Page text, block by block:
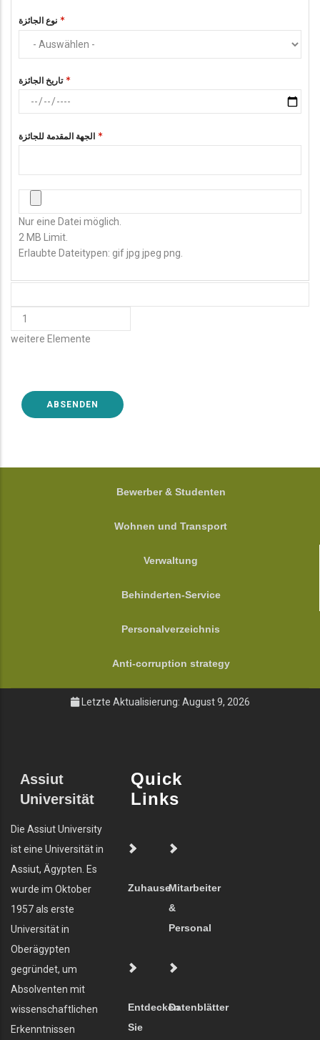
نوع الجائزة
تاريخ الجائزة
الجهة المقدمة للجائزة
Nur eine Datei möglich.
2 MB Limit.
Erlaubte Dateitypen: gif jpg jpeg png.
HINZUFÜGEN
ELEMENTE
weitere Elemente
FOOTER
Bewerber & Studenten
Wohnen und Transport
Verwaltung
Behinderten-Service
Personalverzeichnis
Anti-corruption strategy
Letzte Aktualisierung: August 9, 2026
Assiut
Universität
Die Assiut University
ist eine Universität in
Assiut, Ägypten. Es
wurde im Oktober
1957 als erste
Universität in
Oberägypten
gegründet, um
Absolventen mit
wissenschaftlichen
Erkenntnissen
Quick
Links
ZuhauseMitarbeiter
&
Personal
Entdecken
Sie
Datenblätter